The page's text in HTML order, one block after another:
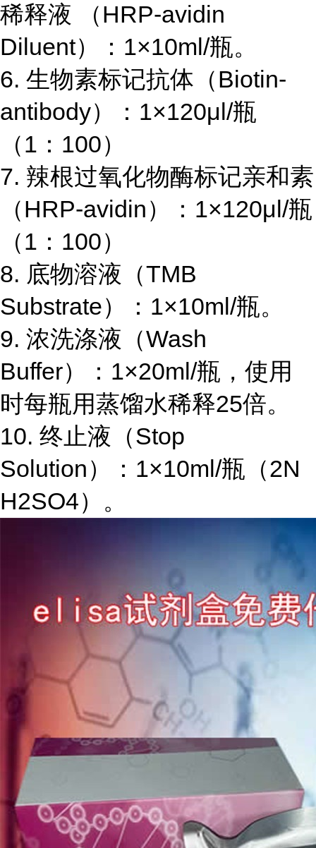
稀释液 （HRP-avidin
Diluent）： 1×10ml/瓶。
6. 生物素标记抗体（Biotin-
antibody）： 1×120μl/瓶
（1 ： 100）
7. 辣根过氧化物酶标记亲和素
（HRP-avidin）： 1×120μl/瓶
（1 ： 100）
8. 底物溶液（TMB
Substrate）： 1×10ml/瓶。
9. 浓洗涤液（Wash
Buffer）： 1×20ml/瓶，使用
时每瓶用蒸馏水稀释25倍。
10. 终止液（Stop
Solution）： 1×10ml/瓶（2N
H2SO4）。